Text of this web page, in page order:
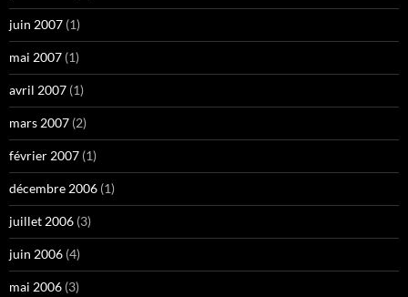
juin 2007 (1)
mai 2007 (1)
avril 2007 (1)
mars 2007 (2)
février 2007 (1)
décembre 2006 (1)
juillet 2006 (3)
juin 2006 (4)
mai 2006 (3)